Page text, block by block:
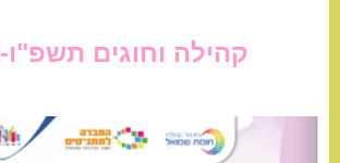
קהילה וחוגים תשפ"ו-2026